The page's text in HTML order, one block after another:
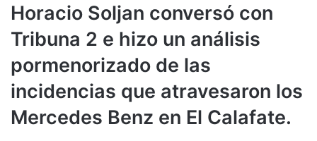
Horacio Soljan conversó con
Tribuna 2 e hizo un análisis
pormenorizado de las
incidencias que atravesaron los
Mercedes Benz en El Calafate.